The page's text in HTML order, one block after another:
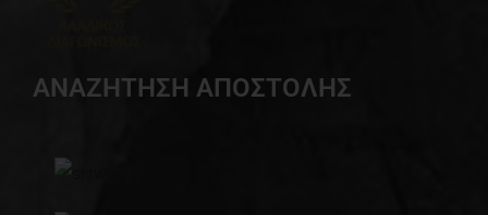
ΑΝΑΖΗΤΗΣΗ ΑΠΟΣΤΟΛΗΣ